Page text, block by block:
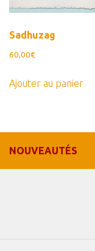
Sadhuzag
60,00€
Ajouter au panier
NOUVEAUTÉS